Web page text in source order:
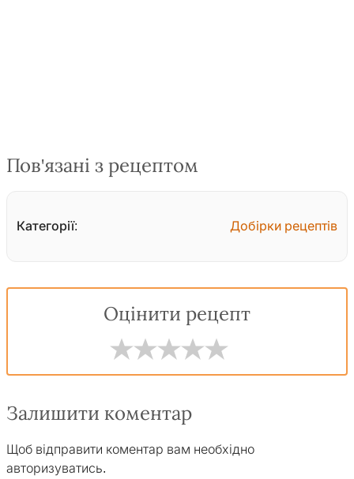
Пов'язані з рецептом
Категорії: Добірки рецептів
Оцінити рецепт
Залишити коментар
Щоб відправити коментар вам необхідно
авторизуватись.